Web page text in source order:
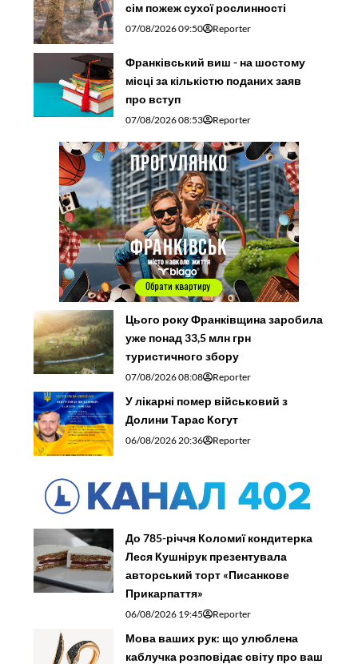
сім пожеж сухої рослинності
07/08/2026 09:50 Reporter
Франківський виш - на шостому
місці за кількістю поданих заяв
про вступ
07/08/2026 08:53 Reporter
Цього року Франківщина заробила
уже понад 33,5 млн грн
туристичного збору
07/08/2026 08:08 Reporter
У лікарні помер військовий з
Долини Тарас Когут
06/08/2026 20:36 Reporter
До 785-річчя Коломиї кондитерка
Леся Кушнірук презентувала
авторський торт «Писанкове
Прикарпаття»
06/08/2026 19:45 Reporter
Мова ваших рук: що улюблена
каблучка розповідає світу про ваш